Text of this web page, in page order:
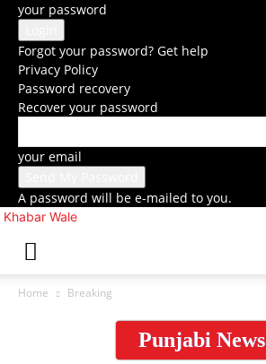
your password
Forgot your password? Get help
Privacy Policy
Password recovery
Recover your password
your email
A password will be e-mailed to you.
Khabar Wale
Home Breaking
Punjabi News